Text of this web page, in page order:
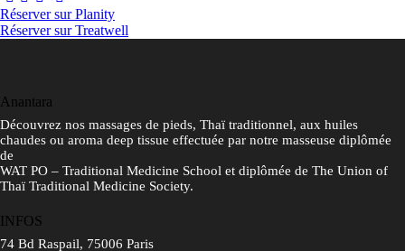
Réserver sur Planity
Réserver sur Treatwell
Anantara
Découvrez nos massages de pieds, Thaï traditionnel, aux huiles
chaudes ou aroma deep tissue effectuée par notre masseuse diplômée
de
WAT PO – Traditional Medicine School et diplômée de The Union of
Thaï Traditional Medicine Society.
INFOS
74 Bd Raspail, 75006 Paris